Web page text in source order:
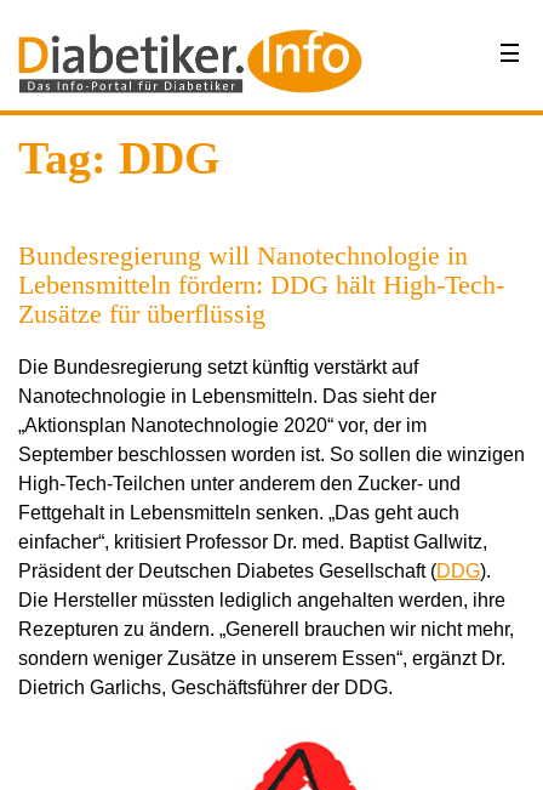
Tag: DDG
Bundesregierung will Nanotechnologie in
Lebensmitteln fördern: DDG hält High-Tech-
Zusätze für überflüssig
Die Bundesregierung setzt künftig verstärkt auf
Nanotechnologie in Lebensmitteln. Das sieht der
„Aktionsplan Nanotechnologie 2020“ vor, der im
September beschlossen worden ist. So sollen die winzigen
High-Tech-Teilchen unter anderem den Zucker- und
Fettgehalt in Lebensmitteln senken. „Das geht auch
einfacher“, kritisiert Professor Dr. med. Baptist Gallwitz,
Präsident der Deutschen Diabetes Gesellschaft (DDG).
Die Hersteller müssten lediglich angehalten werden, ihre
Rezepturen zu ändern. „Generell brauchen wir nicht mehr,
sondern weniger Zusätze in unserem Essen“, ergänzt Dr.
Dietrich Garlichs, Geschäftsführer der DDG.